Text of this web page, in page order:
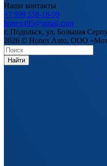
Наши контакты
+7 999 558-18-99
honex495@gmail.com
г. Подольск, ул. Большая
2026 © Honex Auto, ООО
Найти